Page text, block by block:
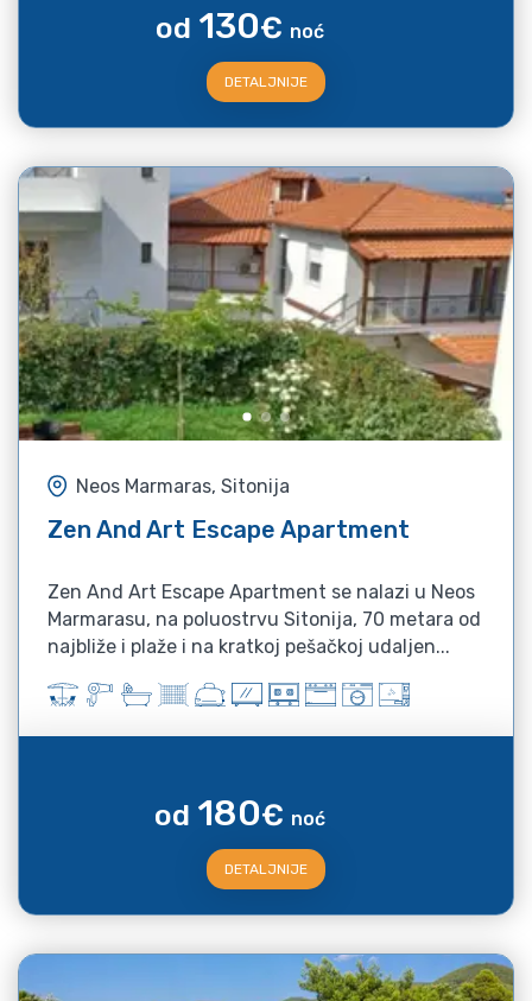
od 130€ noć
DETALJNIJE
Neos Marmaras, Sitonija
Zen And Art Escape Apartment
Zen And Art Escape Apartment se nalazi u Neos
Marmarasu, na poluostrvu Sitonija, 70 metara od
najbliže i plaže i na kratkoj pešačkoj udaljen...
od 180€ noć
DETALJNIJE